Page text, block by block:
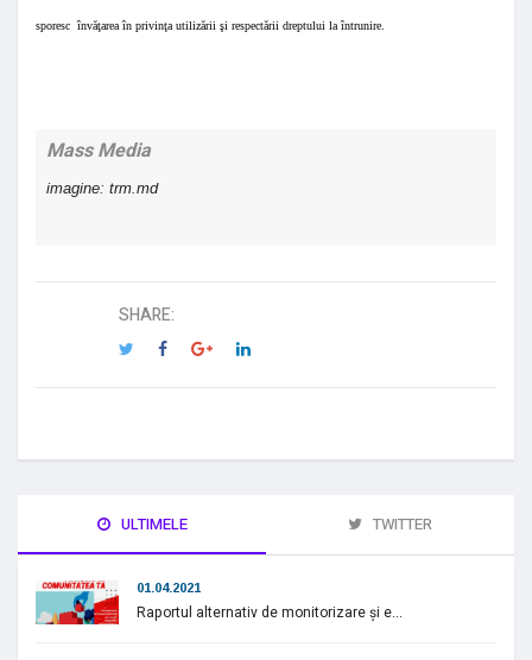
sporesc învăţarea în privinţa utilizării şi respectării dreptului la întrunire.
Mass Media
imagine: trm.md
SHARE:
ULTIMELE TWITTER
01.04.2021
Raportul alternativ de monitorizare și e...